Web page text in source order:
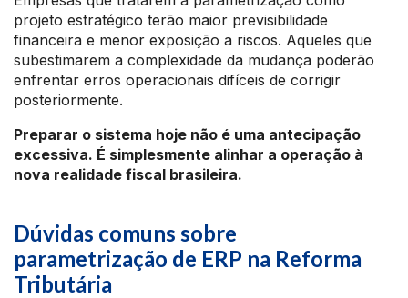
projeto estratégico terão maior previsibilidade
financeira e menor exposição a riscos. Aqueles que
subestimarem a complexidade da mudança poderão
enfrentar erros operacionais difíceis de corrigir
posteriormente.
Preparar o sistema hoje não é uma antecipação
excessiva. É simplesmente alinhar a operação à
nova realidade fiscal brasileira.
Dúvidas comuns sobre
parametrização de ERP na Reforma
Tributária